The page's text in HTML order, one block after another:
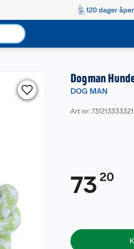
120 dager
Dogman
DOG MAN
Art nr:
73 20